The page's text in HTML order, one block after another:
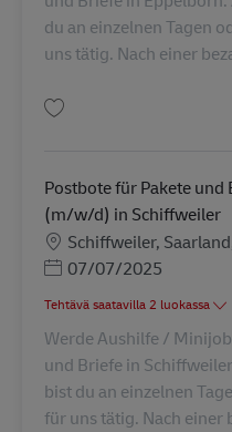
du an einzelnen Tagen
uns tätig. Nach einer
Postbote für Pakete
(m/w/d) in Schiffweiler
SijaintiSchiffweiler,
Posted Date
07/07/2025
Tehtävä saatavilla 2 luokassa
Werde Aushilfe /
und Briefe in
bist du an einzelnen
für uns tätig. Nach einer